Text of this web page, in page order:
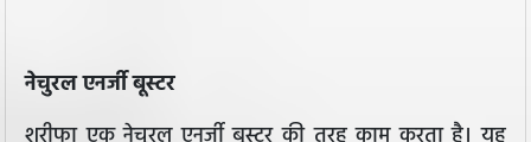
नेचुरल एनर्जी बूस्टर